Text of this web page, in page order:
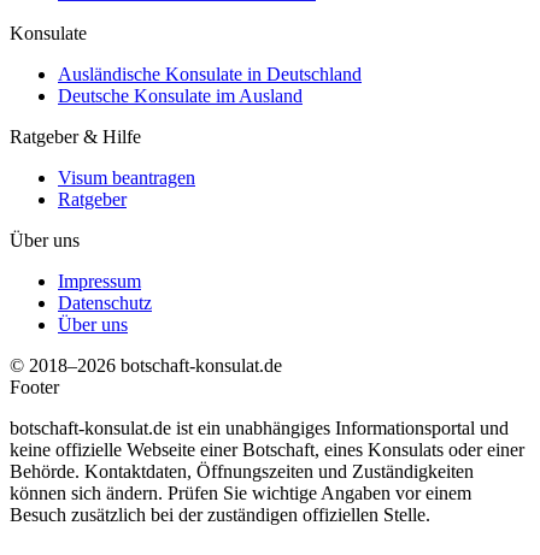
Konsulate
Ausländische Konsulate in Deutschland
Deutsche Konsulate im Ausland
Ratgeber & Hilfe
Visum beantragen
Ratgeber
Über uns
Impressum
Datenschutz
Über uns
© 2018–2026 botschaft-konsulat.de
Footer
botschaft-konsulat.de ist ein unabhängiges Informationsportal und
keine offizielle Webseite einer Botschaft, eines Konsulats oder einer
Behörde. Kontaktdaten, Öffnungszeiten und Zuständigkeiten
können sich ändern. Prüfen Sie wichtige Angaben vor einem
Besuch zusätzlich bei der zuständigen offiziellen Stelle.